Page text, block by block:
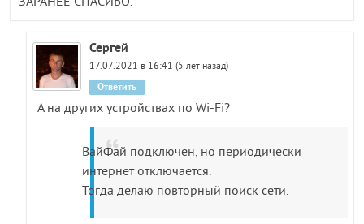
Сергей
17.07.2021 в 16:41 (5 лет назад)
А на других устройствах по Wi-Fi?
ВайФай подключен, но периодически
интернет отключается.
Тогда делаю повторный поиск сети.
Ответить